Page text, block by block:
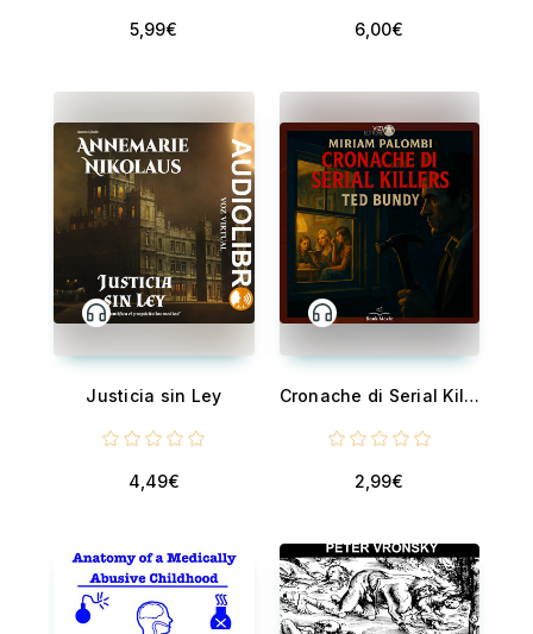
5,99€ 6,00€
Justicia sin Ley
4,49€
Cronache di Serial Killers: Ted Bundy
2,99€